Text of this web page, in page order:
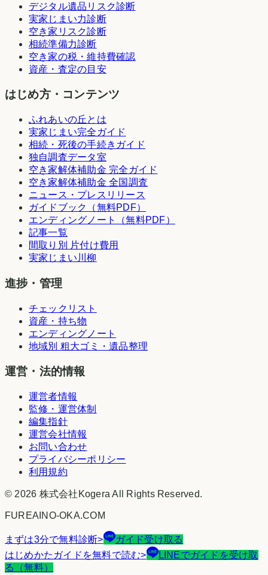
デジタル遺品リスク診断
実家じまい力診断
空き家リスク診断
相続準備力診断
空き家の税・維持費確認
資産・査定の目安
はじめ方・コンテンツ
ふれあいの丘とは
実家じまい完全ガイド
相続・死後の手続きガイド
独自調査データ室
空き家解体補助金 完全ガイド
空き家解体補助金 全国調査
ニュース・プレスリリース
ガイドブック（無料PDF）
エンディングノート（無料PDF）
記事一覧
間取り別 片付け費用
実家じまい川柳
進捗・管理
チェックリスト
資産・持ち物
エンディングノート
地域別 粗大ゴミ・遺品整理
運営・法的情報
運営者情報
監修・運営体制
編集指針
運営会社情報
お問い合わせ
プライバシーポリシー
利用規約
© 2026 株式会社Kogera All Rights Reserved.
FUREAINO-OKA.COM
まずは3分で無料診断>
ガイド受け取る
はじめかたガイドを無料で読む>
LINEでガイドを受け取
る（無料）